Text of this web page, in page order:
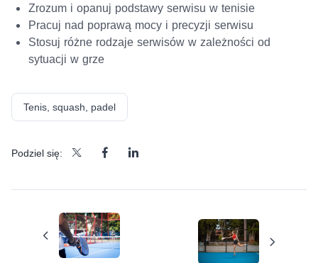
Zrozum i opanuj podstawy serwisu w tenisie
Pracuj nad poprawą mocy i precyzji serwisu
Stosuj różne rodzaje serwisów w zależności od
sytuacji w grze
Tenis, squash, padel
Podziel się: